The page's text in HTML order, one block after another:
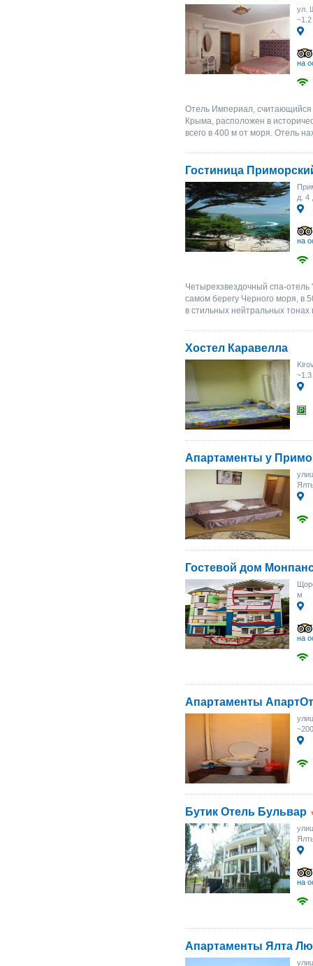
ул.
на
Отель Империал,
Крыма, расположен в
всего в 400 м от моря. Отель
Гостиница
д. 4
на
Четырехзвездочный спа-отель
самом берегу Черного моря, в
в стильных нейтральных
Хостел Каравелла
Апартаменты у
Гостевой дом
м
на
Апартаменты
Бутик Отель Бульвар
на
Апартаменты Ялта